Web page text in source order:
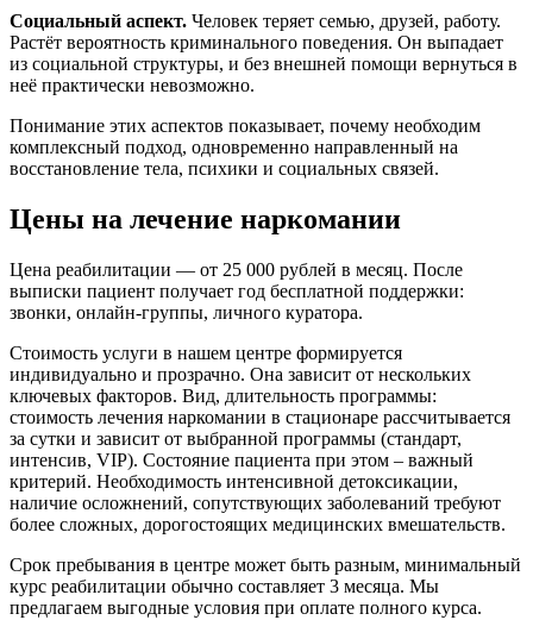
Социальный аспект. Человек теряет семью, друзей, работу.
Растёт вероятность криминального поведения. Он выпадает
из социальной структуры, и без внешней помощи вернуться в
неё практически невозможно.
Понимание этих аспектов показывает, почему необходим
комплексный подход, одновременно направленный на
восстановление тела, психики и социальных связей.
Цены на лечение наркомании
Цена реабилитации — от 25 000 рублей в месяц. После
выписки пациент получает год бесплатной поддержки:
звонки, онлайн-группы, личного куратора.
Стоимость услуги в нашем центре формируется
индивидуально и прозрачно. Она зависит от нескольких
ключевых факторов. Вид, длительность программы:
стоимость лечения наркомании в стационаре рассчитывается
за сутки и зависит от выбранной программы (стандарт,
интенсив, VIP). Состояние пациента при этом – важный
критерий. Необходимость интенсивной детоксикации,
наличие осложнений, сопутствующих заболеваний требуют
более сложных, дорогостоящих медицинских вмешательств.
Срок пребывания в центре может быть разным, минимальный
курс реабилитации обычно составляет 3 месяца. Мы
предлагаем выгодные условия при оплате полного курса.